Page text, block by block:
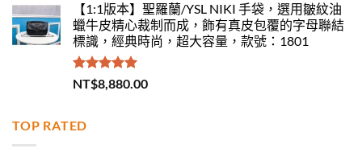
【1:1版本】聖羅蘭/YSL NIKI 手袋，選用皺紋油
蠟牛皮精心裁制而成，飾有真皮包覆的字母聯結
標識，經典時尚，超大容量，款號：1801
評分 5.00
滿分 5
NT$8,880.00
TOP RATED